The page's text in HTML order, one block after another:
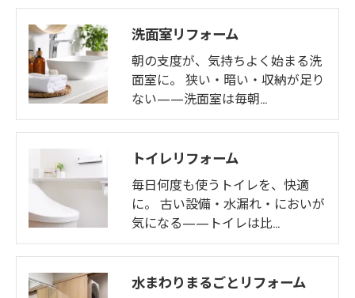
洗面室リフォーム
朝の支度が、気持ちよく始まる洗
面室に。 狭い・暗い・収納が足り
ない——洗面室は毎朝…
トイレリフォーム
毎日何度も使うトイレを、快適
に。 古い設備・水漏れ・においが
気になる——トイレは比…
水まわりまるごとリフォーム